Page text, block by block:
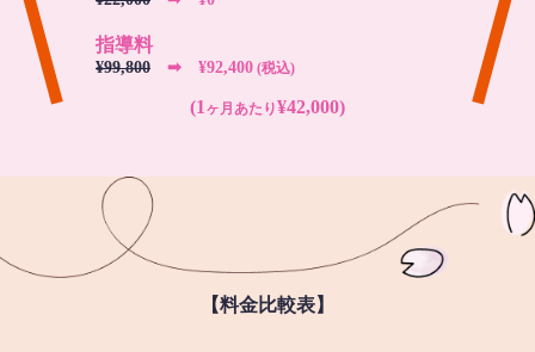
指導料
¥99,800 ➡︎ ¥92,400 (税込)
(1 ヶ月あたり¥42,000)
【料金比較表】